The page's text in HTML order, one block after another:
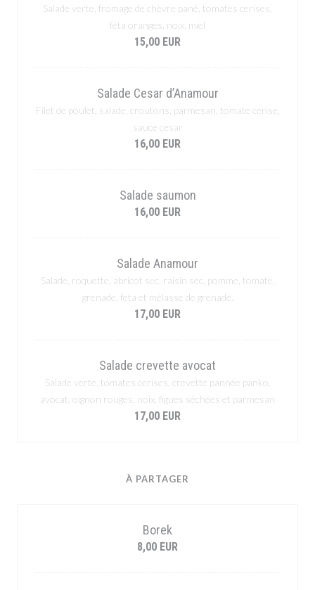
Salade verte, fromage de chèvre pané, tomates cerises,
féta oranges, noix, miel
15,00 EUR
Salade Cesar d’Anamour
Filet de poulet, salade, croutons, parmesan, tomate cerise,
sauce cesar
16,00 EUR
Salade saumon
16,00 EUR
Salade Anamour
Salade, roquette, abricot sec, raisin sec, pomme, tomate,
grenade, feta et mélasse de grenade.
17,00 EUR
Salade crevette avocat
Salade verte, tomates cerises, crevette pannée panko,
avocat, oignon rouges, noix, figues séchées et parmesan
17,00 EUR
À PARTAGER
Borek
8,00 EUR